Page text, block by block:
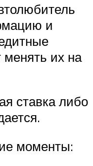
и
их на
ставка либо
моменты: